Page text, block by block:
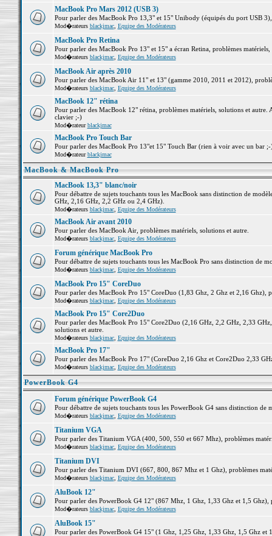
MacBook Pro Mars 2012 (USB 3)
Pour parler des MacBook Pro 13,3" et 15" Unibody (équipés du port USB
Mod�rateurs blackjmac, Equipe des Modérateurs
MacBook Pro Retina
Pour parler des MacBook Pro 13" et 15" a écran Retina, problèmes matériels,
Mod�rateurs blackjmac, Equipe des Modérateurs
MacBook Air après 2010
Pour parler des MacBook Air 11" et 13" (gamme 2010, 2011 et 2012),
Mod�rateurs blackjmac, Equipe des Modérateurs
MacBook 12" rétina
Pour parler des MacBook 12" rétina, problèmes matériels, solutions et
clavier ;-)
Mod�rateurblackjmac
MacBook Pro Touch Bar
Pour parler des MacBook Pro 13"et 15" Touch Bar (rien à voir avec un bar
Mod�rateurblackjmac
MacBook & MacBook Pro
MacBook 13,3" blanc/noir
Pour débattre de sujets touchants tous les MacBook sans distinction de
GHz, 2,16 GHz, 2,2 GHz ou 2,4 GHz).
Mod�rateurs blackjmac, Equipe des Modérateurs
MacBook Air avant 2010
Pour parler des MacBook Air, problèmes matériels, solutions et autre.
Mod�rateurs blackjmac, Equipe des Modérateurs
Forum générique MacBook Pro
Pour débattre de sujets touchants tous les MacBook Pro sans distinction de
Mod�rateurs blackjmac, Equipe des Modérateurs
MacBook Pro 15" CoreDuo
Pour parler des MacBook Pro 15" CoreDuo (1,83 Ghz, 2 Ghz et 2,16 Ghz),
Mod�rateurs blackjmac, Equipe des Modérateurs
MacBook Pro 15" Core2Duo
Pour parler des MacBook Pro 15" Core2Duo (2,16 GHz, 2,2 GHz, 2,33
solutions et autre.
Mod�rateurs blackjmac, Equipe des Modérateurs
MacBook Pro 17"
Pour parler des MacBook Pro 17" (CoreDuo 2,16 Ghz et Core2Duo 2,33
Mod�rateurs blackjmac, Equipe des Modérateurs
PowerBook G4
Forum générique PowerBook G4
Pour débattre de sujets touchants tous les PowerBook G4 sans distinction de
Mod�rateurs blackjmac, Equipe des Modérateurs
Titanium VGA
Pour parler des Titanium VGA (400, 500, 550 et 667 Mhz), problèmes
Mod�rateurs blackjmac, Equipe des Modérateurs
Titanium DVI
Pour parler des Titanium DVI (667, 800, 867 Mhz et 1 Ghz), problèmes
Mod�rateurs blackjmac, Equipe des Modérateurs
AluBook 12"
Pour parler des PowerBook G4 12" (867 Mhz, 1 Ghz, 1,33 Ghz et 1,5 Ghz),
Mod�rateurs blackjmac, Equipe des Modérateurs
AluBook 15"
Pour parler des PowerBook G4 15" (1 Ghz, 1,25 Ghz, 1,33 Ghz, 1,5 Ghz et